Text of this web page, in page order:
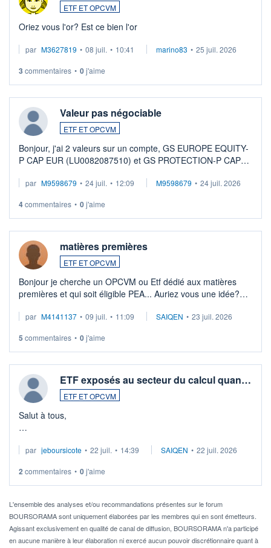
ETF ET OPCVM
Oriez vous l'or? Est ce bien l'or
par M3627819 • 08 juil. • 10:41 marino83 • 25 juil. 2026
3 commentaires • 0j'aime
Valeur pas négociable
ETF ET OPCVM
Bonjour, j'ai 2 valeurs sur un compte, GS EUROPE EQUITY-
P CAP EUR (LU0082087510) et GS PROTECTION-P CAP
veux procéder à la vente, on me signale ...
par M9598679 • 24 juil. • 12:09 M9598679 • 24 juil. 2026
4commentaires • 0j'aime
matières premières
ETF ET OPCVM
Bonjour je cherche un OPCVM ou Etf dédié aux matières
premières et qui soit éligible PEA... Auriez vous une idée?
par M4141137 • 09 juil. • 11:09 SAIQEN • 23 juil. 2026
5 commentaires • 0j'aime
ETF exposés au secteur du calcul quan…
ETF ET OPCVM
Salut à tous,
via un ETF plutôt que des actions individuelles.
Idéalement, je voudrais qu'il soit éligible au PEA.
Pour l' ...
par jeboursicote • 22 juil. • 14:39 SAIQEN • 22 juil. 2026
2 commentaires • 0j'aime
L'ensemble des analyses et/ou recommandations présentes sur le forum
BOURSORAMA sont uniquement élaborées par les membres qui en sont émetteurs.
Agissant exclusivement en qualité de canal de diffusion, BOURSORAMA n'a participé
en aucune manière à leur élaboration ni exercé aucun pouvoir discrétionnaire quant à